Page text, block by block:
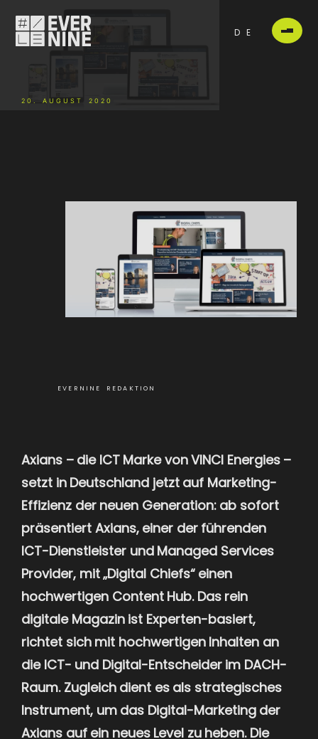
DE
20. AUGUST 2020
EVERNINE REDAKTION
Axians – die ICT Marke von VINCI Energies –
setzt in Deutschland jetzt auf Marketing-
Effizienz der neuen Generation: ab sofort
präsentiert Axians, einer der führenden
ICT-Dienstleister und Managed Services
Provider, mit „Digital Chiefs“ einen
hochwertigen Content Hub. Das rein
digitale Magazin ist Experten-basiert,
richtet sich mit hochwertigen Inhalten an
die ICT- und Digital-Entscheider im DACH-
Raum. Zugleich dient es als strategisches
Instrument, um das Digital-Marketing der
Axians auf ein neues Level zu heben. Die